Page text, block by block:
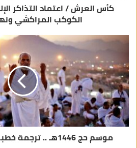
كأس العرش / اعتماد التذاكر
الكوكب المراكشي
موسم حج 1446هـ .. ترجمة خطبة عرفة إلى 35 لغة